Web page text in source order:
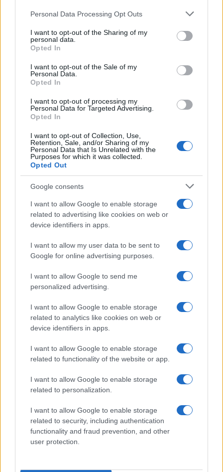
This information may also be disclosed by us to third parties
disclose it to other third parties.
Please note that this website/app uses one or more Google
services and may gather and store information including but
not limited to your visit or usage behaviour. You may click to
grant or deny consent to Google and its third-party tags to
consent section.
Personal Data Processing Opt Outs
I want to opt-out of the Sharing of my
personal data.
Opted In
I want to opt-out of the Sale of my
Personal Data.
Opted In
I want to opt-out of processing my
Personal Data for Targeted Advertising.
Opted In
I want to opt-out of Collection, Use,
Retention, Sale, and/or Sharing of my
Personal Data that Is Unrelated with the
Purposes for which it was collected.
Opted Out
Google consents
I want to allow Google to enable storage
related to advertising like cookies on web or
device identifiers in apps.
I want to allow my user data to be sent to
Google for online advertising purposes.
I want to allow Google to send me
personalized advertising.
I want to allow Google to enable storage
related to analytics like cookies on web or
device identifiers in apps.
I want to allow Google to enable storage
related to functionality of the website or app.
I want to allow Google to enable storage
related to personalization.
I want to allow Google to enable storage
related to security, including authentication
functionality and fraud prevention, and other
user protection.